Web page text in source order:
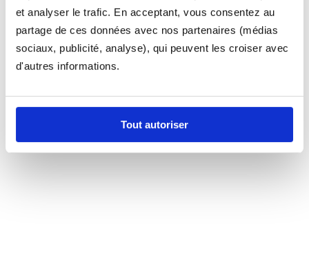
et analyser le trafic. En acceptant, vous consentez au
partage de ces données avec nos partenaires (médias
sociaux, publicité, analyse), qui peuvent les croiser avec
d'autres informations.
Tout autoriser